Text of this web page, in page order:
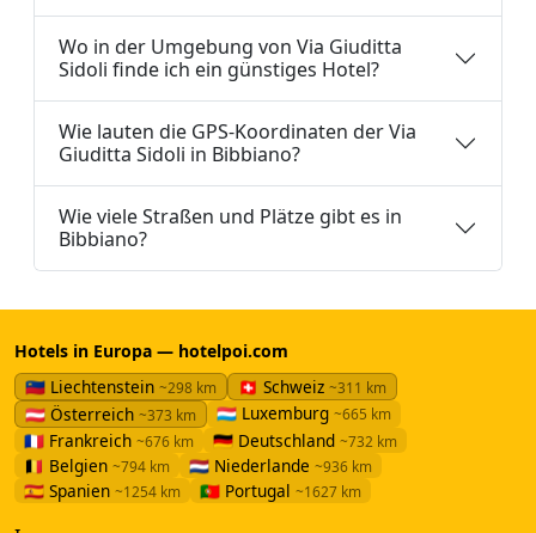
Wo in der Umgebung von Via Giuditta
Sidoli finde ich ein günstiges Hotel?
Wie lauten die GPS-Koordinaten der Via
Giuditta Sidoli in Bibbiano?
Wie viele Straßen und Plätze gibt es in
Bibbiano?
Hotels in Europa — hotelpoi.com
🇱🇮 Liechtenstein ~298 km 🇨🇭 Schweiz ~311 km
🇦🇹 Österreich ~373 km 🇱🇺 Luxemburg ~665 km
🇫🇷 Frankreich ~676 km 🇩🇪 Deutschland ~732 km
🇧🇪 Belgien ~794 km 🇳🇱 Niederlande ~936 km
🇪🇸 Spanien ~1254 km 🇵🇹 Portugal ~1627 km